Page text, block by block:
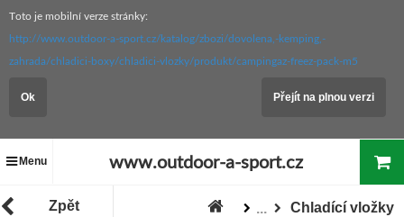
Toto je mobilní verze stránky:
http://www.outdoor-a-sport.cz/katalog/zbozi/dovolena,-kemping,-
zahrada/chladici-boxy/chladici-vlozky/produkt/campingaz-freez-pack-m5
Ok Přejít na plnou verzi
Menu www.outdoor-a-sport.cz
Zpět ... Chladící vložky